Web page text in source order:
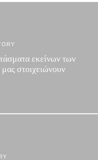
εκείνων των
στοιχειώνουν